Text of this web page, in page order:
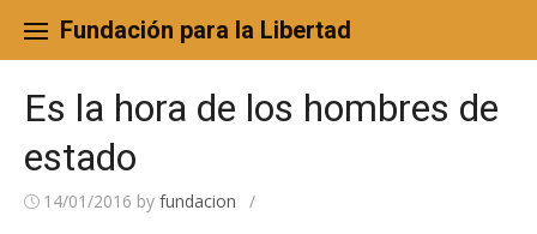
content
Fundación para la Libertad
Es la hora de los hombres de
estado
14/01/2016 by fundacion /